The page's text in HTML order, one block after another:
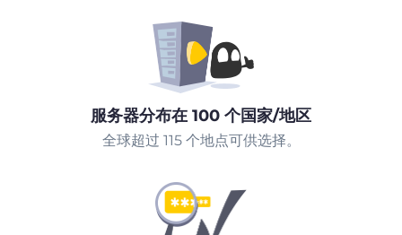
服务器分布在 100 个国家/地区
全球超过 115 个地点可供选择。